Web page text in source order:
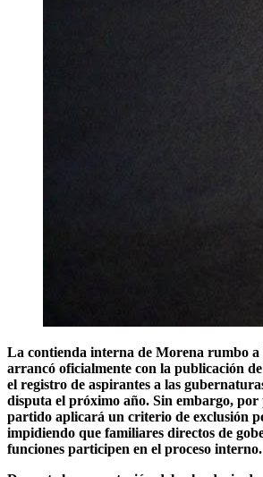
La contienda interna de Morena rumbo a
arrancó oficialmente con la publicación
el registro de aspirantes a las
disputa el próximo año. Sin embargo, por
partido aplicará un criterio de exclusión
impidiendo que familiares directos de
funciones participen en el proceso interno.